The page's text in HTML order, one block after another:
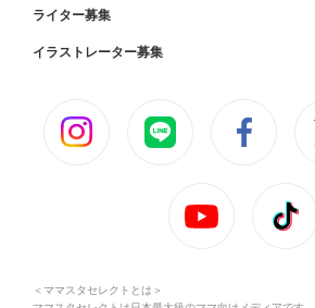
ライター募集
イラストレーター募集
＜ママスタセレクトとは＞